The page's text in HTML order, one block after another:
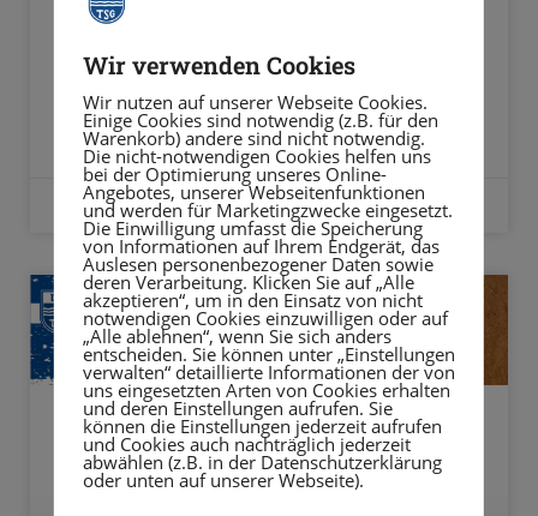
Aufgabengebiet ist sehr vielseitig: DEINE
Umsetzung
WEITERLESEN »
13. Juli 2026
Wir verwenden Cookies
Wir nutzen auf unserer Webseite Cookies.
Einige Cookies sind notwendig (z.B. für den
Warenkorb) andere sind nicht notwendig.
Die nicht-notwendigen Cookies helfen uns
bei der Optimierung unseres Online-
Angebotes, unserer Webseitenfunktionen
und werden für Marketingzwecke eingesetzt.
Die Einwilligung umfasst die Speicherung
von Informationen auf Ihrem Endgerät, das
Auslesen personenbezogener Daten sowie
deren Verarbeitung. Klicken Sie auf „Alle
akzeptieren“, um in den Einsatz von nicht
notwendigen Cookies einzuwilligen oder auf
„Alle ablehnen“, wenn Sie sich anders
entscheiden. Sie können unter „Einstellungen
verwalten“ detaillierte Informationen der von
uns eingesetzten Arten von Cookies erhalten
und deren Einstellungen aufrufen. Sie
können die Einstellungen jederzeit aufrufen
und Cookies auch nachträglich jederzeit
abwählen (z.B. in der Datenschutzerklärung
oder unten auf unserer Webseite).